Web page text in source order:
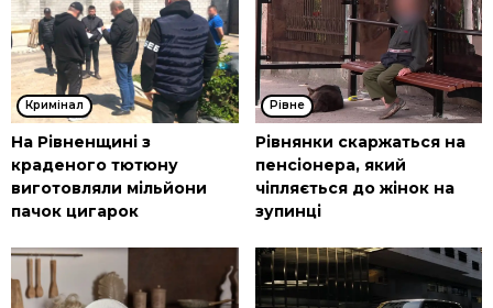
Кримінал
На Рівненщині з
краденого тютюну
виготовляли мільйони
пачок цигарок
Рівне
Рівнянки скаржаться на
пенсіонера, який
чіпляється до жінок на
зупинці